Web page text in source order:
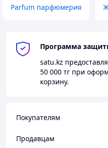
Parfum парфюмерия
Программа
satu.kz
50 000 тг при
корзину.
Покупателям
Продавцам